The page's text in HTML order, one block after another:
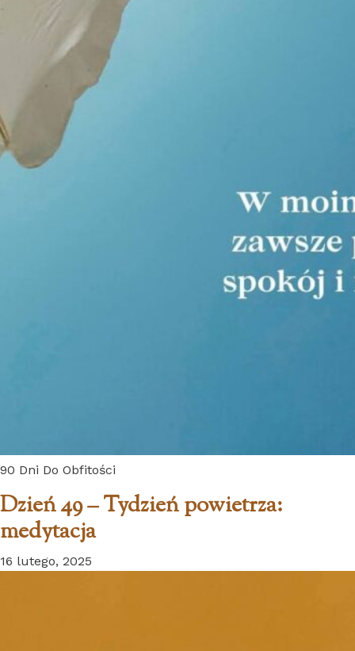
90 Dni Do Obfitości
Dzień 49 – Tydzień powietrza:
medytacja
16 lutego, 2025